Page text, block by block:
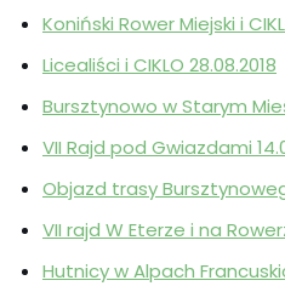
Koniński Rower Miejski i
Licealiści i CIKLO 28.08.2018
Bursztynowo w Starym
VII Rajd pod Gwiazdami
Objazd trasy
VII rajd W Eterze i na
Hutnicy w Alpach